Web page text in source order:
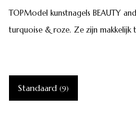
TOPModel kunstnagels BEAUTY
turquoise & roze. Ze zijn makkelijk
Standaard (9)